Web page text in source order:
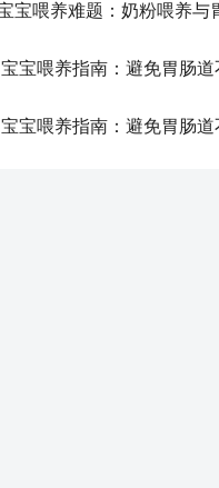
宝宝喂养指南：避免胃肠
宝宝喂养指南：避免胃肠